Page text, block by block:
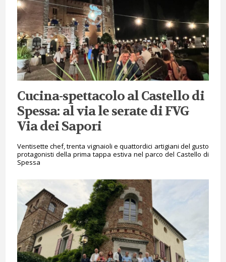
Cucina-spettacolo al Castello di
Spessa: al via le serate di FVG
Via dei Sapori
Ventisette chef, trenta vignaioli e quattordici artigiani del gusto
protagonisti della prima tappa estiva nel parco del Castello di
Spessa